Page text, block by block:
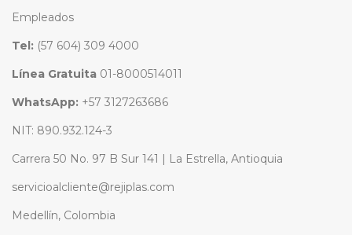
Empleados
Tel: (57 604) 309 4000
Línea Gratuita 01-8000514011
WhatsApp: +57 3127263686
NIT: 890.932.124-3
Carrera 50 No. 97 B Sur 141 | La Estrella, Antioquia
servicioalcliente@rejiplas.com
Medellín, Colombia